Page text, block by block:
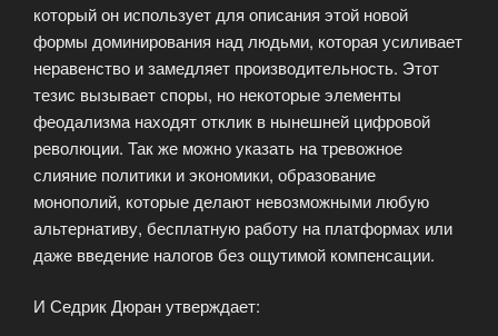
который он использует для описания этой новой
формы доминирования над людьми, которая усиливает
неравенство и замедляет производительность. Этот
тезис вызывает споры, но некоторые элементы
феодализма находят отклик в нынешней цифровой
революции. Так же можно указать на тревожное
слияние политики и экономики, образование
монополий, которые делают невозможными любую
альтернативу, бесплатную работу на платформах или
даже введение налогов без ощутимой компенсации.
И Седрик Дюран утверждает: